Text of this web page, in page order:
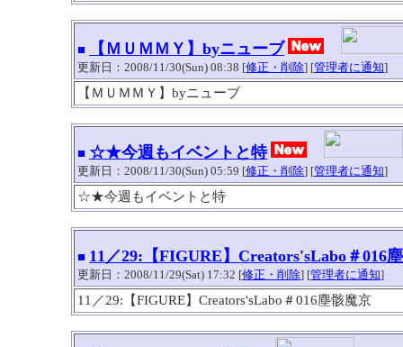
■ 【ＭＵＭＭＹ】byニューブ
更新日：2008/11/30(Sun) 08:38 [修正・削除] [管理者に通知]
【ＭＵＭＭＹ】byニューブ
■ ☆★今週もイベントと特
更新日：2008/11/30(Sun) 05:59 [修正・削除] [管理者に通知]
☆★今週もイベントと特
■ 11／29:【FIGURE】Creators'sLabo＃016
更新日：2008/11/29(Sat) 17:32 [修正・削除] [管理者に通知]
11／29:【FIGURE】Creators'sLabo＃016塵骸魔京